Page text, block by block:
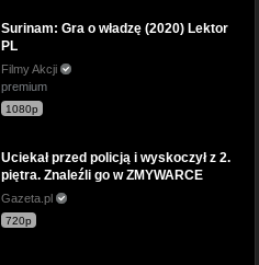
Surinam: Gra o władzę (2020) Lektor
PL
Filmy Akcji
premium
1080p
Uciekał przed policją i wyskoczył z 2.
piętra. Znaleźli go w ZMYWARCE
Gazeta.pl
720p